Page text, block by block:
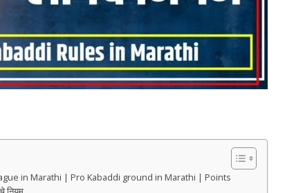
in Marathi | Pro Kabaddi ground in Marathi | Points